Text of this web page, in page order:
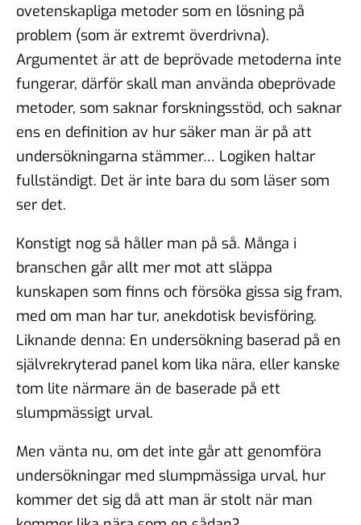
ovetenskapliga metoder som en lösning på
problem (som är extremt överdrivna).
Argumentet är att de beprövade metoderna inte
fungerar, därför skall man använda obeprövade
metoder, som saknar forskningsstöd, och saknar
ens en definition av hur säker man är på att
undersökningarna stämmer… Logiken haltar
fullständigt. Det är inte bara du som läser som
ser det.
Konstigt nog så håller man på så. Många i
branschen går allt mer mot att släppa
kunskapen som finns och försöka gissa sig fram,
med om man har tur, anekdotisk bevisföring.
Liknande denna: En undersökning baserad på en
självrekryterad panel kom lika nära, eller kanske
tom lite närmare än de baserade på ett
slumpmässigt urval.
Men vänta nu, om det inte går att genomföra
undersökningar med slumpmässiga urval, hur
kommer det sig då att man är stolt när man